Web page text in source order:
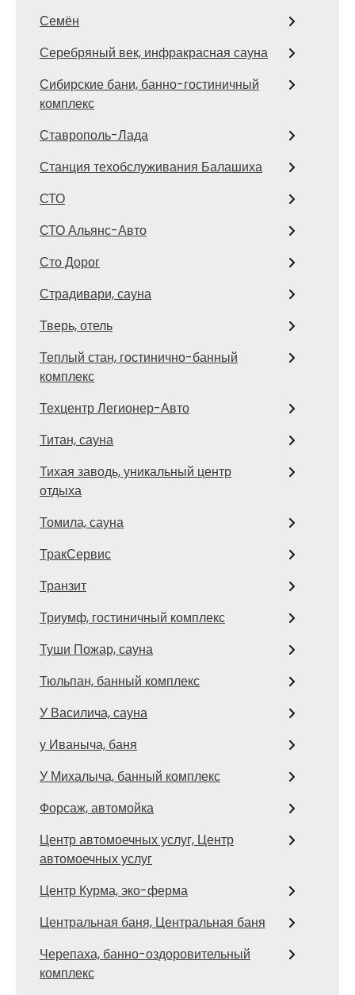
Семён
Серебряный век, инфракрасная сауна
Сибирские бани, банно-гостиничный
комплекс
Ставрополь-Лада
Станция техобслуживания Балашиха
СТО
СТО Альянс-Авто
Сто Дорог
Страдивари, сауна
Тверь, отель
Теплый стан, гостинично-банный
комплекс
Техцентр Легионер-Авто
Титан, сауна
Тихая заводь, уникальный центр
отдыха
Томила, сауна
ТракСервис
Транзит
Триумф, гостиничный комплекс
Туши Пожар, сауна
Тюльпан, банный комплекс
У Василича, сауна
у Иваныча, баня
У Михалыча, банный комплекс
Форсаж, автомойка
Центр автомоечных услуг, Центр
автомоечных услуг
Центр Курма, эко-ферма
Центральная баня, Центральная баня
Черепаха, банно-оздоровительный
комплекс